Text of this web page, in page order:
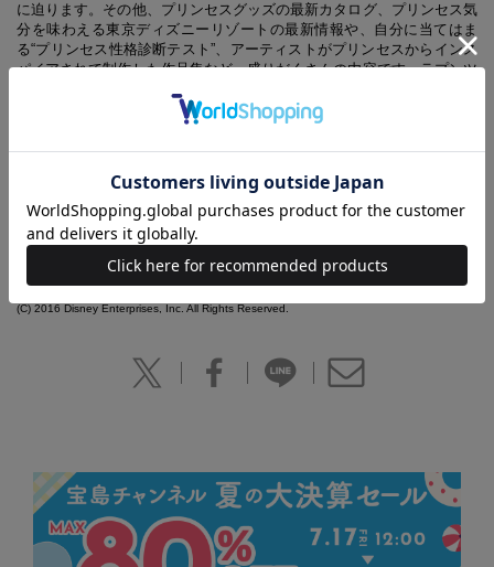
に迫ります。その他、プリンセスグッズの最新カタログ、プリンセス気
分を味わえる東京ディズニーリゾートの最新情報や、自分に当てはま
る“プリンセス性格診断テスト”、アーティストがプリンセスからインス
パイアされて制作した作品集など、盛りだくさんの内容です。ラプンツ
※本誌に掲載されているもので、価格表示のないものは、個人の私物で
す。
のです。本誌発売後に掲載内容・価格ほか、各種データは変更される場
合があります。また、掲載商品がすでに販売終了となっている場合もあ
ります。品切れ、欠品の際はご容赦ください。
※表示価格は、すべて消費税抜きです。
(C) Disney
(C) 2016 Disney Enterprises, Inc. All Rights Reserved.